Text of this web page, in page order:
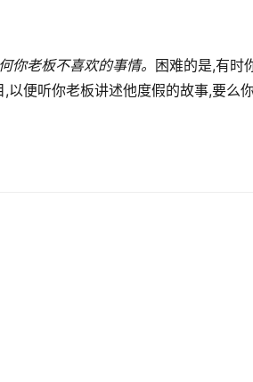
你老板不喜欢的事情。 困难的是,有时
便听你老板讲述他度假的故事,要么